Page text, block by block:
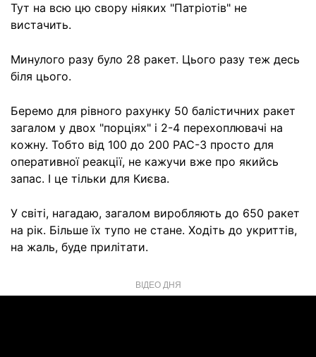
Тут на всю цю свору ніяких "Патріотів" не
вистачить.
Минулого разу було 28 ракет. Цього разу теж десь
біля цього.
Беремо для рівного рахунку 50 балістичних ракет
загалом у двох "порціях" і 2-4 перехоплювачі на
кожну. Тобто від 100 до 200 PAC-3 просто для
оперативної реакції, не кажучи вже про якийсь
запас. І це тільки для Києва.
У світі, нагадаю, загалом виробляють до 650 ракет
на рік. Більше їх тупо не стане. Ходіть до укриттів,
на жаль, буде прилітати.
ВІДЕО ДНЯ